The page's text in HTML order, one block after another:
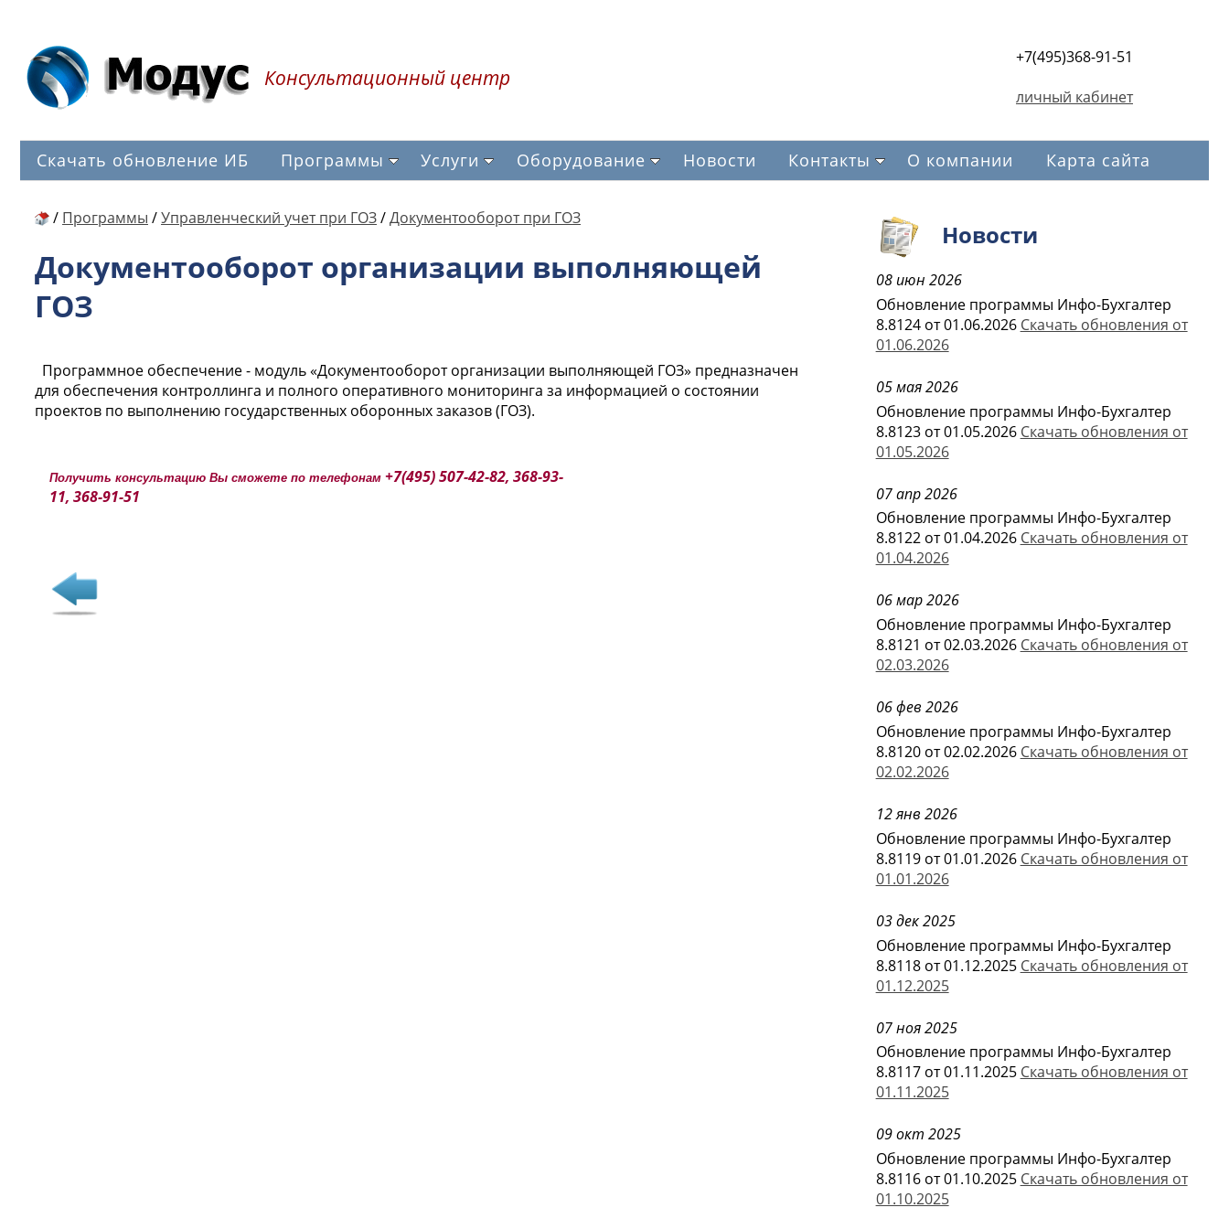
Консультационный центр
+7(495)368-91-51
личный кабинет
Скачать обновление ИБ Программы Услуги Оборудование Новости Контакты О компании Карта сайта
/ Программы /Управленческий учет при ГОЗ/Документооборот при ГОЗ
Документооборот организации выполняющей
ГОЗ
Программное обеспечение - модуль «Документооборот организации выполняющей ГОЗ» предназначен
для обеспечения контроллинга и полного оперативного мониторинга за информацией о состоянии
проектов по выполнению государственных оборонных заказов (ГОЗ).
Получить консультацию Вы сможете по телефонам +7(495) 507-42-82, 368-93-
11, 368-91-51
Новости
08 июн 2026
Обновление программы Инфо-Бухгалтер
8.8124 от 01.06.2026 Скачать обновления от
01.06.2026
05 мая 2026
Обновление программы Инфо-Бухгалтер
8.8123 от 01.05.2026 Скачать обновления от
01.05.2026
07 апр 2026
Обновление программы Инфо-Бухгалтер
8.8122 от 01.04.2026 Скачать обновления от
01.04.2026
06 мар 2026
Обновление программы Инфо-Бухгалтер
8.8121 от 02.03.2026 Скачать обновления от
02.03.2026
06 фев 2026
Обновление программы Инфо-Бухгалтер
8.8120 от 02.02.2026 Скачать обновления от
02.02.2026
12 янв 2026
Обновление программы Инфо-Бухгалтер
8.8119 от 01.01.2026 Скачать обновления от
01.01.2026
03 дек 2025
Обновление программы Инфо-Бухгалтер
8.8118 от 01.12.2025 Скачать обновления от
01.12.2025
07 ноя 2025
Обновление программы Инфо-Бухгалтер
8.8117 от 01.11.2025 Скачать обновления от
01.11.2025
09 окт 2025
Обновление программы Инфо-Бухгалтер
8.8116 от 01.10.2025 Скачать обновления от
01.10.2025